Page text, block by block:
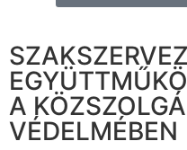
A
VÉDELMÉBEN